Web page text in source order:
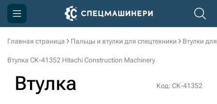
Главная страница Пальцы и втулки для спецтехники Втулки
Втулка СК-41352 Hitachi Construction Machinery
Втулка Код: СК-41352
Компания
Доставка и оплата